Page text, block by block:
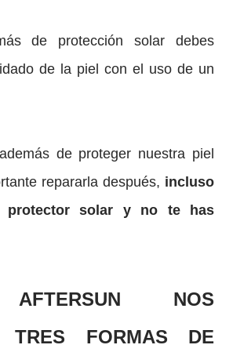
de protección solar debes
de la piel con el uso de un
demás de proteger nuestra piel
repararla después, incluso
protector solar y no te has
NOS
TRES FORMAS DE